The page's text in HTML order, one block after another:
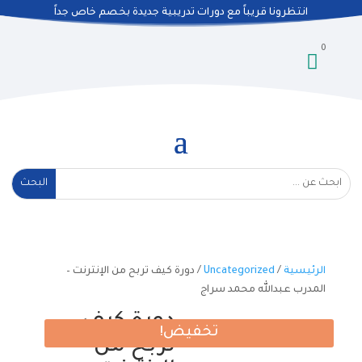
انتظرونا قريباً مع دورات تدريبية جديدة بخصم خاص جداً

0
الرئيسية/
Uncategorized/ دورة كيف تربح من الإنترنت –
المدرب عبدالله محمد سراج
تخفيض!دورة كيف
تربح من